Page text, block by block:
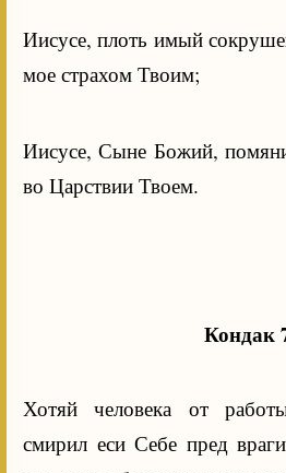
Иисусе, плоть имый
мое страхом Твоим;
Иисусе, Сыне Божий,
во Царствии Твоем.
Кондак
Хотяй человека от
смирил еси Себе пред